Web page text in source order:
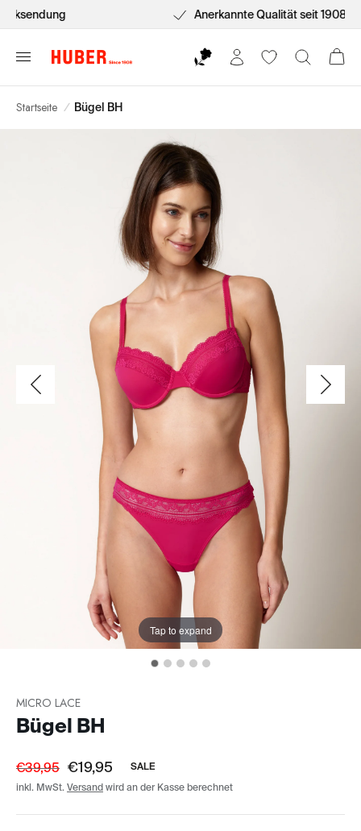
Anerkannte Qualität seit 1908
Startseite / Bügel BH
Tap to expand
MICRO LACE
Bügel BH
€39,95 €19,95
SALE
inkl. MwSt. Versand wird an der Kasse berechnet